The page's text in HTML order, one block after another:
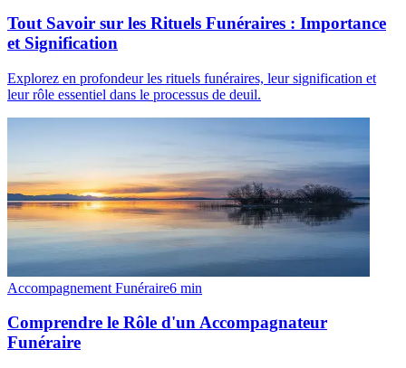
Tout Savoir sur les Rituels Funéraires : Importance
et Signification
Explorez en profondeur les rituels funéraires, leur signification et
leur rôle essentiel dans le processus de deuil.
Accompagnement Funéraire6 min
Comprendre le Rôle d'un Accompagnateur
Funéraire